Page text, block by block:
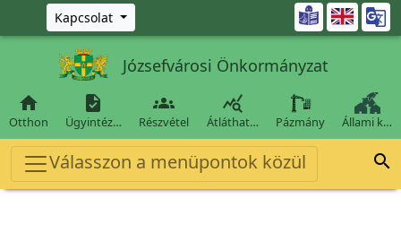
Ugrás a fő tartalomra
Kapcsolat 
Józsefvárosi Önkormányzat

Otthon

Ügyintéz…

Részvétel

Átláthat… Pázmány Állami k…
Válasszon a menüpontok közül 